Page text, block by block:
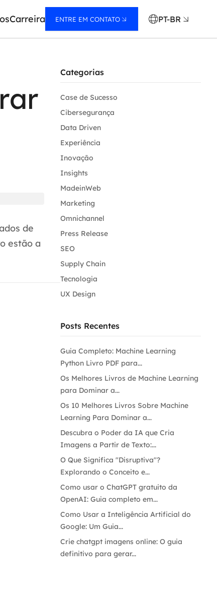
Carreira ENTRE EM CONTATO PT-BR
de
estão a
Categorias
Case de Sucesso
Cibersegurança
Data Driven
Experiência
Inovação
Insights
MadeinWeb
Marketing
Omnichannel
Press Release
SEO
Supply Chain
Tecnologia
UX Design
Posts Recentes
Guia Completo: Machine Learning
Python Livro PDF para...
Os Melhores Livros de Machine Learning
para Dominar a...
Os 10 Melhores Livros Sobre Machine
Learning Para Dominar a...
Descubra o Poder da IA que Cria
Imagens a Partir de Texto:...
O Que Significa "Disruptiva"?
Explorando o Conceito e...
Como usar o ChatGPT gratuito da
OpenAI: Guia completo em...
Como Usar a Inteligência Artificial do
Google: Um Guia...
Crie chatgpt imagens online: O guia
definitivo para gerar...